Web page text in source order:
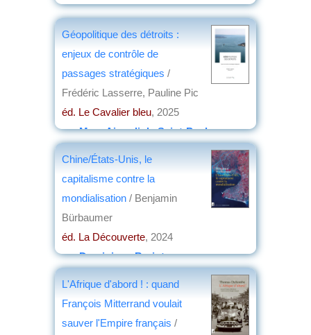
Géopolitique des détroits :
enjeux de contrôle de
passages stratégiques /
Frédéric Lasserre, Pauline Pic
éd. Le Cavalier bleu, 2025
parMarc Aicardi de Saint-Paul
Chine/États-Unis, le
capitalisme contre la
mondialisation / Benjamin
Bürbaumer
éd. La Découverte, 2024
parDominique Barjot
L'Afrique d'abord ! : quand
François Mitterrand voulait
sauver l'Empire français /